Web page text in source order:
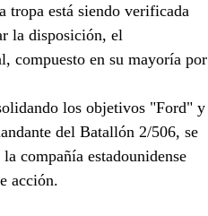
tropa está siendo verificada
la disposición, el
compuesto en su mayoría por
los objetivos "Ford" y
del Batallón 2/506, se
compañía estadounidense
acción.